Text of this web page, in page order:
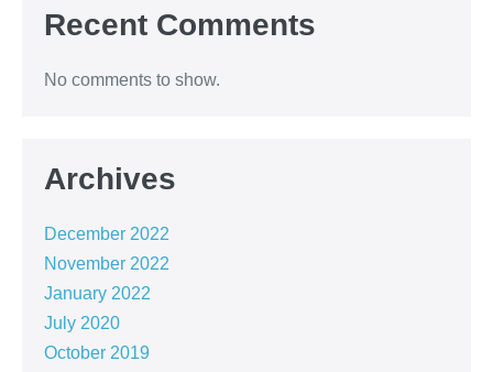
Recent Comments
No comments to show.
Archives
December 2022
November 2022
January 2022
July 2020
October 2019